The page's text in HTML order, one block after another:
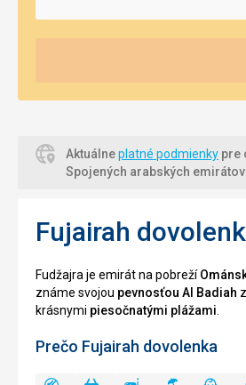
Aktuálneplatné podmienky pre
Spojených arabských emirátov
Fujairah
Fudžajra je emirát na pobreží
známe svojou pevnosťou Al Badiah
krásnymi piesočnatými plážami
Prečo Fujairah dovolenka